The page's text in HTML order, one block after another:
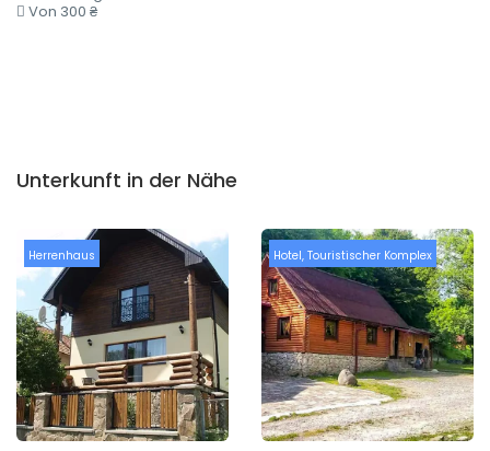
Von 300 ₴
Unterkunft in der Nähe
Herrenhaus Hotel, Touristischer Komplex